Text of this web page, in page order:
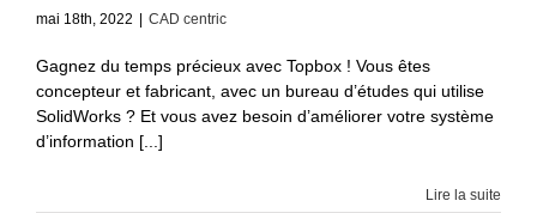
mai 18th, 2022 CAD centric
Gagnez du temps précieux avec Topbox ! Vous êtes
concepteur et fabricant, avec un bureau d’études qui utilise
SolidWorks ? Et vous avez besoin d’améliorer votre système
d’information [...]
Lire la suite